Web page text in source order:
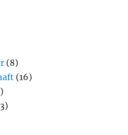
(8)
(16)